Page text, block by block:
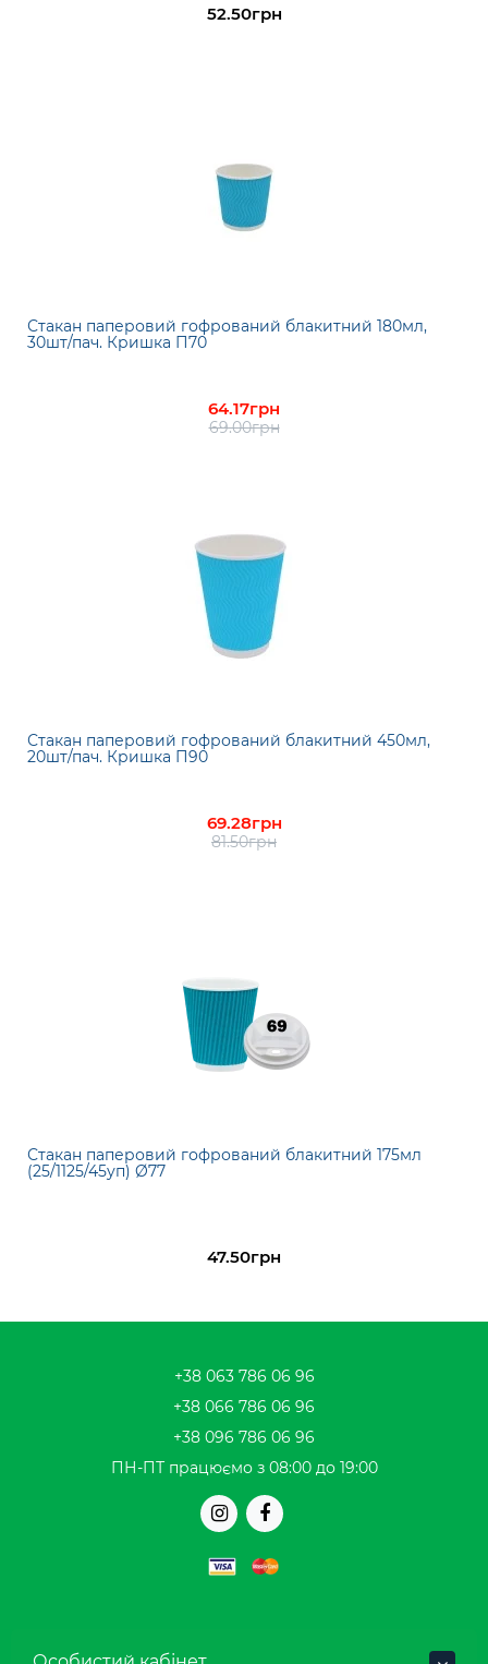
52.50грн
Стакан паперовий гофрований блакитний 180мл,
30шт/пач. Кришка П70
64.17грн
69.00грн
Стакан паперовий гофрований блакитний 450мл,
20шт/пач. Кришка П90
69.28грн
81.50грн
Стакан паперовий гофрований блакитний 175мл
(25/1125/45уп) Ø77
47.50грн
+38 063 786 06 96
+38 066 786 06 96
+38 096 786 06 96
ПН-ПТ працюємо з 08:00 до 19:00